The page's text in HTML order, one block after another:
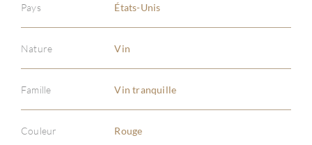
Pays États-Unis
Nature Vin
Famille Vin tranquille
Couleur Rouge